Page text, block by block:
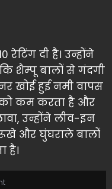
रेटिंग दी है। उन्होंने
शैम्पू बालों से गंदगी
खोई हुई नमी वापस
को कम करता है और
उन्होंने लीव-इन
और घुंघराले बालों
है।